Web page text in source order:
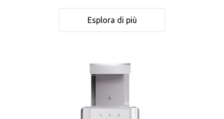
Esplora di più